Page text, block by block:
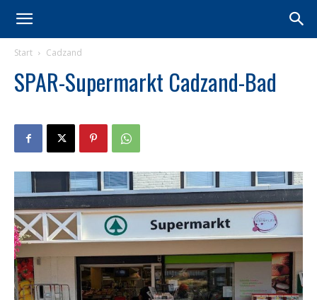
Start Cadzand
SPAR-Supermarkt Cadzand-Bad